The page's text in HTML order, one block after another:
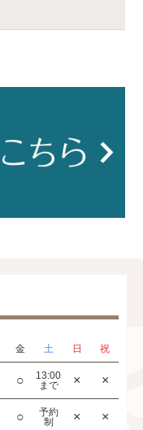
金 土 日 祝
○
13:00
まで
× ×
○
予約
制
× ×